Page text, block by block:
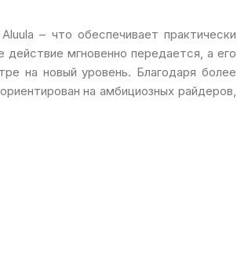
– что обеспечивает практически
мгновенно передается, а его
на новый уровень. Благодаря более
на амбициозных райдеров,